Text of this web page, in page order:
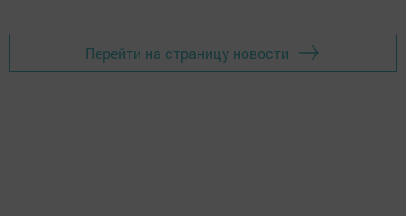
Перейти на страницу новости